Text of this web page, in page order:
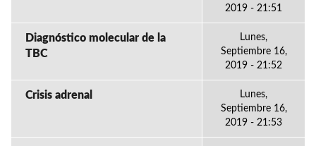
2019 - 21:51
Diagnóstico molecular de la
TBC
Lunes,
Septiembre 16,
2019 - 21:52
Crisis adrenal
Lunes,
Septiembre 16,
2019 - 21:53